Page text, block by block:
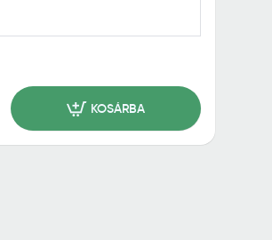
KOSÁRBA